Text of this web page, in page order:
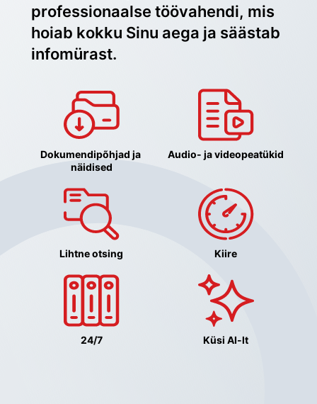
professionaalse töövahendi, mis
hoiab kokku Sinu aega ja säästab
infomürast.
Dokumendipõhjad ja
näidised
Audio- ja videopeatükid
Lihtne otsing Kiire
24/7 Küsi AI-lt